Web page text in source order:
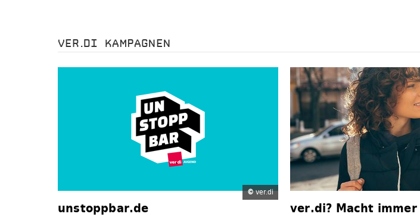
VER.DI KAMPAGNEN
©ver.di
unstoppbar.de ver.di? Macht immer